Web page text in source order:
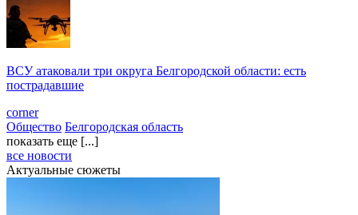
ВСУ атаковали три округа Белгородской области: есть
пострадавшие
corner
Общество Белгородская область
показать еще [...]
все новости
Актуальные сюжеты